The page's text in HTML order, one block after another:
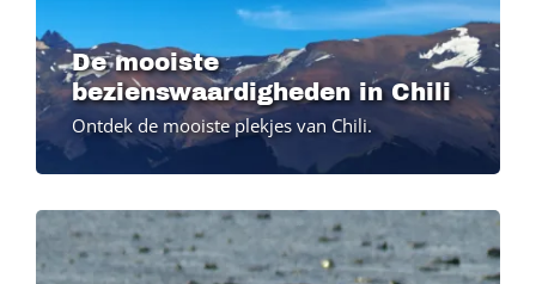
De mooiste
bezienswaardigheden in Chili
Ontdek de mooiste plekjes van Chili.